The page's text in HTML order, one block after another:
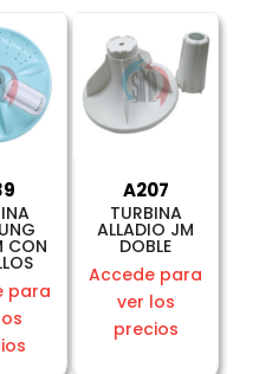
CON
para
A207
TURBINA
ALLADIO JM
DOBLE
Accede para
ver los
precios